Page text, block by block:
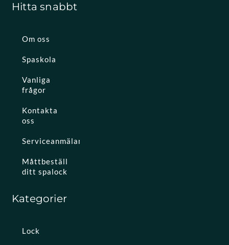
Hitta snabbt
Om oss
Spaskola
Vanliga
frågor
Kontakta
oss
Serviceanmälan
Måttbeställ
ditt spalock
Kategorier
Lock